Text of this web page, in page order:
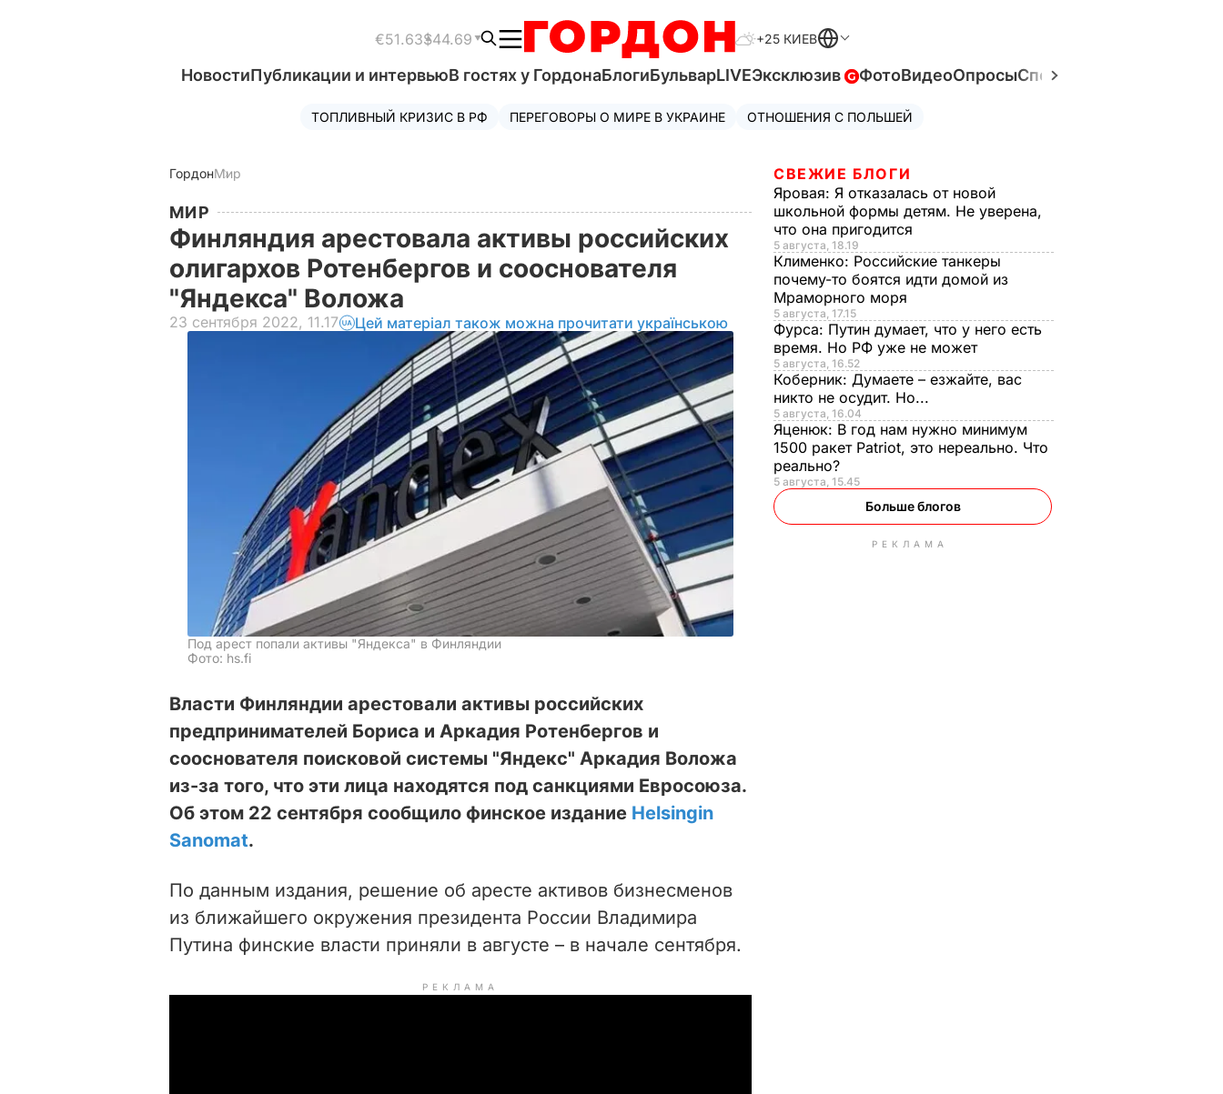
€51.63$44.69 +25 КИЕВ
НовостиПубликации и интервьюВ гостях у ГордонаБлогиБульварLIVEЭксклюзив ФотоВидеоОпросыСпецпроекты
ТОПЛИВНЫЙ КРИЗИС В РФ ПЕРЕГОВОРЫ О МИРЕ В УКРАИНЕ ОТНОШЕНИЯ С ПОЛЬШЕЙ
ГордонМир
МИР
Финляндия арестовала активы российских
олигархов Ротенбергов и сооснователя
"Яндекса" Воложа
23 сентября 2022, 11.17 Цей матеріал також можна прочитати українською
Под арест попали активы "Яндекса" в Финляндии
Фото: hs.fi
Власти Финляндии арестовали активы российских
предпринимателей Бориса и Аркадия Ротенбергов и
сооснователя поисковой системы "Яндекс" Аркадия Воложа
из-за того, что эти лица находятся под санкциями Евросоюза.
Об этом 22 сентября сообщило финское издание Helsingin
Sanomat.
По данным издания, решение об аресте активов бизнесменов
из ближайшего окружения президента России Владимира
Путина финские власти приняли в августе – в начале сентября.
РЕКЛАМА
СВЕЖИЕ БЛОГИ
Яровая: Я отказалась от новой
школьной формы детям. Не уверена,
что она пригодится
5 августа, 18.19
Клименко: Российские танкеры
почему-то боятся идти домой из
Мраморного моря
5 августа, 17.15
Фурса: Путин думает, что у него есть
время. Но РФ уже не может
5 августа, 16.52
Коберник: Думаете – езжайте, вас
никто не осудит. Но...
5 августа, 16.04
Яценюк: В год нам нужно минимум
1500 ракет Patriot, это нереально. Что
реально?
5 августа, 15.45
Больше блогов
РЕКЛАМА